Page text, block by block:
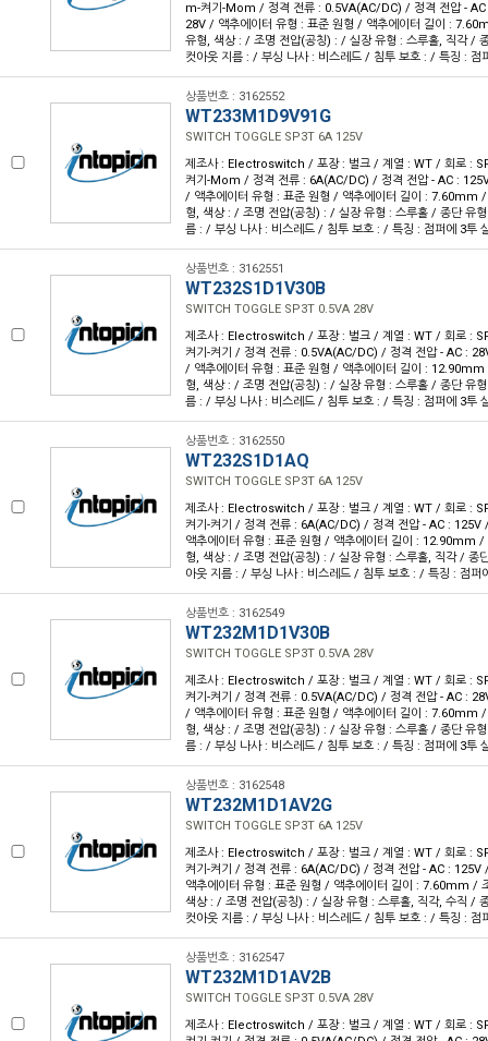
m-켜기-Mom / 정격 전류 : 0.5VA(AC/DC) / 정격 전압 -
28V / 액추에이터 유형 : 표준 원형 / 액추에이터 길이 :
유형, 색상 : / 조명 전압(공칭) : / 실장 유형 : 스루홀, 직각 /
컷아웃 지름 : / 부싱 나사 : 비스레드 / 침투 보호 : / 특징 : 점
상품번호 : 3162552
WT233M1D9V91G
SWITCH TOGGLE SP3T 6A 125V
제조사 : Electroswitch / 포장 : 벌크 / 계열 : WT / 회로 :
켜기-Mom / 정격 전류 : 6A(AC/DC) / 정격 전압 - AC :
/ 액추에이터 유형 : 표준 원형 / 액추에이터 길이 : 7.60mm
형, 색상 : / 조명 전압(공칭) : / 실장 유형 : 스루홀 / 종단 유
름 : / 부싱 나사 : 비스레드 / 침투 보호 : / 특징 : 점퍼에 3투
상품번호 : 3162551
WT232S1D1V30B
SWITCH TOGGLE SP3T 0.5VA 28V
제조사 : Electroswitch / 포장 : 벌크 / 계열 : WT / 회로 :
켜기-켜기 / 정격 전류 : 0.5VA(AC/DC) / 정격 전압 - AC :
/ 액추에이터 유형 : 표준 원형 / 액추에이터 길이 :
형, 색상 : / 조명 전압(공칭) : / 실장 유형 : 스루홀 / 종단 유
름 : / 부싱 나사 : 비스레드 / 침투 보호 : / 특징 : 점퍼에 3투
상품번호 : 3162550
WT232S1D1AQ
SWITCH TOGGLE SP3T 6A 125V
제조사 : Electroswitch / 포장 : 벌크 / 계열 : WT / 회로 :
켜기-켜기 / 정격 전류 : 6A(AC/DC) / 정격 전압 - AC :
액추에이터 유형 : 표준 원형 / 액추에이터 길이 : 12.90mm
형, 색상 : / 조명 전압(공칭) : / 실장 유형 : 스루홀, 직각 / 종
아웃 지름 : / 부싱 나사 : 비스레드 / 침투 보호 : / 특징 : 점퍼
상품번호 : 3162549
WT232M1D1V30B
SWITCH TOGGLE SP3T 0.5VA 28V
제조사 : Electroswitch / 포장 : 벌크 / 계열 : WT / 회로 :
켜기-켜기 / 정격 전류 : 0.5VA(AC/DC) / 정격 전압 - AC :
/ 액추에이터 유형 : 표준 원형 / 액추에이터 길이 : 7.60mm
형, 색상 : / 조명 전압(공칭) : / 실장 유형 : 스루홀 / 종단 유
름 : / 부싱 나사 : 비스레드 / 침투 보호 : / 특징 : 점퍼에 3투
상품번호 : 3162548
WT232M1D1AV2G
SWITCH TOGGLE SP3T 6A 125V
제조사 : Electroswitch / 포장 : 벌크 / 계열 : WT / 회로 :
켜기-켜기 / 정격 전류 : 6A(AC/DC) / 정격 전압 - AC :
액추에이터 유형 : 표준 원형 / 액추에이터 길이 : 7.60mm /
색상 : / 조명 전압(공칭) : / 실장 유형 : 스루홀, 직각, 수직 /
컷아웃 지름 : / 부싱 나사 : 비스레드 / 침투 보호 : / 특징 : 점
상품번호 : 3162547
WT232M1D1AV2B
SWITCH TOGGLE SP3T 0.5VA 28V
제조사 : Electroswitch / 포장 : 벌크 / 계열 : WT / 회로 :